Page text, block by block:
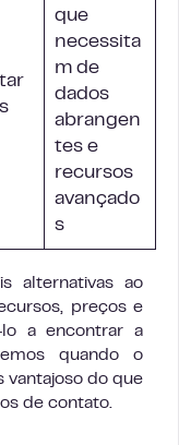
que
necessita
m de
dados
abrangen
tes e
recursos
avançado
s
alternativas ao
preços e
lo a encontrar a
quando o
vantajoso do que
de contato.